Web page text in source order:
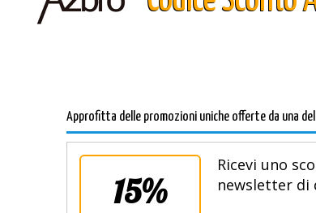
Approfitta delle promozioni uniche offerte da una
15%
Ricevi uno
newsletter di